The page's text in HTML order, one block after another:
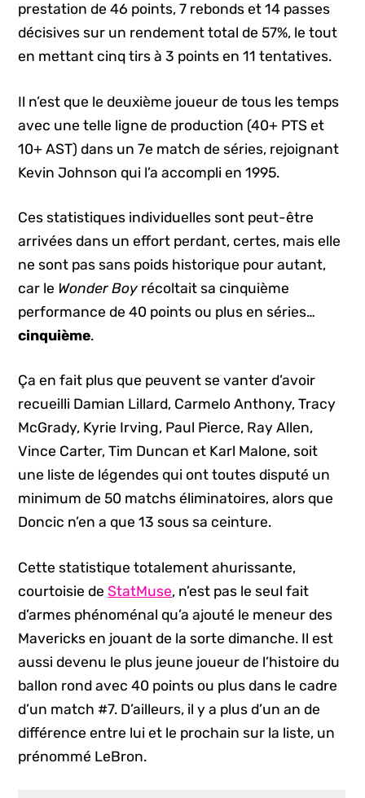
prestation de 46 points, 7 rebonds et 14 passes
décisives sur un rendement total de 57%, le tout
en mettant cinq tirs à 3 points en 11 tentatives.
Il n’est que le deuxième joueur de tous les temps
avec une telle ligne de production (40+ PTS et
10+ AST) dans un 7e match de séries, rejoignant
Kevin Johnson qui l’a accompli en 1995.
Ces statistiques individuelles sont peut-être
arrivées dans un effort perdant, certes, mais elle
ne sont pas sans poids historique pour autant,
car le Wonder Boy récoltait sa cinquième
performance de 40 points ou plus en séries…
cinquième.
Ça en fait plus que peuvent se vanter d’avoir
recueilli Damian Lillard, Carmelo Anthony, Tracy
McGrady, Kyrie Irving, Paul Pierce, Ray Allen,
Vince Carter, Tim Duncan et Karl Malone, soit
une liste de légendes qui ont toutes disputé un
minimum de 50 matchs éliminatoires, alors que
Doncic n’en a que 13 sous sa ceinture.
Cette statistique totalement ahurissante,
courtoisie deStatMuse, n’est pas le seul fait
d’armes phénoménal qu’a ajouté le meneur des
Mavericks en jouant de la sorte dimanche. Il est
aussi devenu le plus jeune joueur de l’histoire du
ballon rond avec 40 points ou plus dans le cadre
d’un match #7. D’ailleurs, il y a plus d’un an de
différence entre lui et le prochain sur la liste, un
prénommé LeBron.